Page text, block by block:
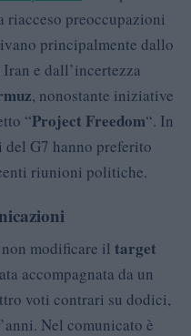
riacceso preoccupazioni
principalmente dallo
e dall’incertezza
, nonostante iniziative
“Project Freedom“. In
G7 hanno preferito
riunioni politiche.
modificare il target
accompagnata da un
voti contrari su dodici,
Nel comunicato è